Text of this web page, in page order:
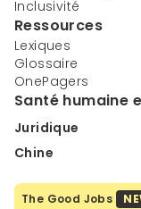
Inclusivité
Ressources
Lexiques
Glossaire
OnePagers
Santé humaine
Juridique
Chine
The Good Jobs